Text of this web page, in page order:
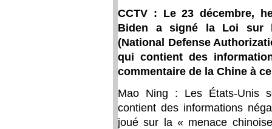
CCTV : Le 23 décembre,
Biden a signé la Loi sur
(National Defense
qui contient des
commentaire de la Chine à
Mao Ning : Les États-Unis
contient des informations
joué sur la « menace